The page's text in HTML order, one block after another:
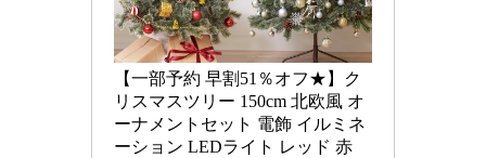
【一部予約 早割51％オフ★】ク
リスマスツリー 150cm 北欧風 オ
ーナメントセット 電飾 イルミネ
ーション LEDライト レッド 赤